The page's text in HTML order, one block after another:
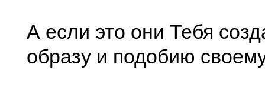
А если это они Тебя
образу и подобию